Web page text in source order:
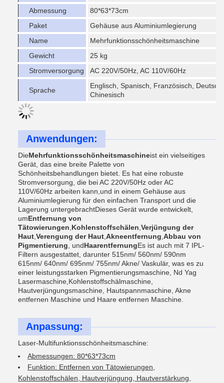
Abmessung
80*63*73cm
Paket
Gehäuse aus Aluminiumlegierung
Name
Mehrfunktionsschönheitsmaschine
Gewicht
25 kg
Stromversorgung
AC 220V/50Hz, AC 110V/60Hz
Sprache
Englisch, Spanisch, Französisch,
Chinesisch
Anwendungen:
DieMehrfunktionsschönheitsmaschineist ein vielseitiges
Gerät, das eine breite Palette von
Schönheitsbehandlungen bietet. Es hat eine robuste
Stromversorgung, die bei AC 220V/50Hz oder AC
110V/60Hz arbeiten kann,und in einem Gehäuse aus
Aluminiumlegierung für den einfachen Transport und die
Lagerung untergebrachtDieses Gerät wurde entwickelt,
umEntfernung von
Tätowierungen Kohlenstoffschälen Verjüngung der
Haut Verengung der Haut Akneentfernung Abbau von
Pigmentierung , undHaarentfernungEs ist auch mit 7 IPL-
Filtern ausgestattet, darunter 515nm/ 560nm/ 590nm
615nm/ 640nm/ 695nm/ 755nm/ Akne/ Vaskulär, was es zu
einer leistungsstarken Pigmentierungsmaschine, Nd Yag
Lasermaschine,Kohlenstoffschälmaschine,
Hautverjüngungsmaschine, Hautspannmaschine, Akne
entfernen Maschine und Haare entfernen Maschine.
Anpassung:
Laser-Multifunktionsschönheitsmaschine:
Abmessungen: 80*63*73cm
Funktion: Entfernen von Tätowierungen,
Kohlenstoffschälen, Hautverjüngung, Hautverstärkung,